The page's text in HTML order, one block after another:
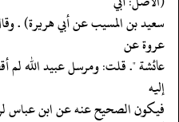
‏‏‏‏سعيد بن المسيب عن أبي هريرة) .
عروة عن
إليه
‏‏‏‏فيكون الصحيح عنه عن ابن عباس